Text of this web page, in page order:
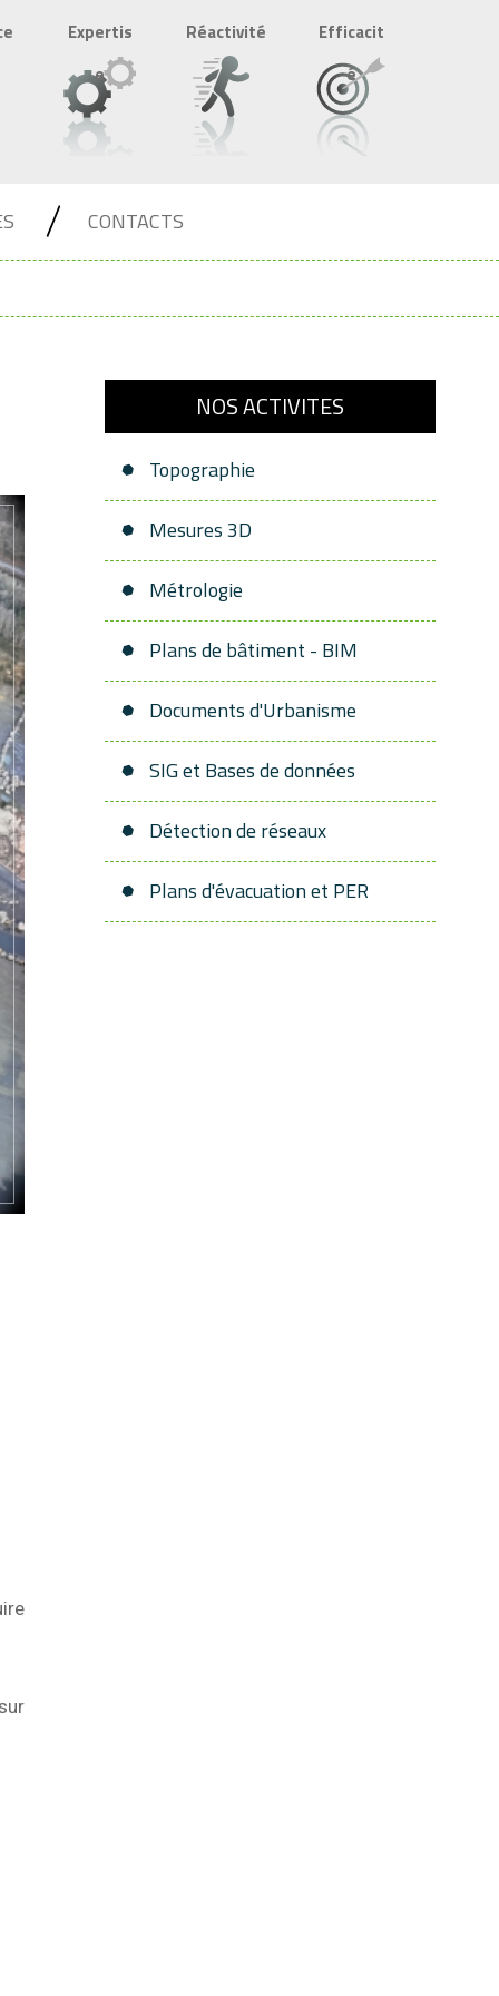
Expertis
e
Réactivité
Efficacit
é
CONTACTS
NOS ACTIVITES
Topographie
Mesures 3D
Métrologie
Plans de bâtiment - BIM
Documents d'Urbanisme
SIG et Bases de données
Détection de réseaux
Plans d'évacuation et PER